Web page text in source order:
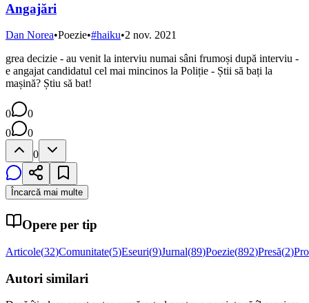
Angajări
Dan Norea•Poezie•#haiku•2 nov. 2021
grea decizie - au venit la interviu numai sâni frumoși după interviu -
e angajat candidatul cel mai mincinos la Poliție - Știi să bați la
mașină? Știu să bat!
0
0
0
0
0
Încarcă mai multe
Opere per tip
Articole(32)Comunitate(5)Eseuri(9)Jurnal(89)Poezie(892)Presă(2)
Autori similari